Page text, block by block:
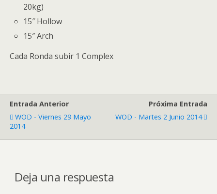
20kg)
15″ Hollow
15″ Arch
Cada Ronda subir 1 Complex
Entrada Anterior
WOD - Viernes 29 Mayo
2014
Próxima Entrada
WOD - Martes 2 Junio 2014
Deja una respuesta